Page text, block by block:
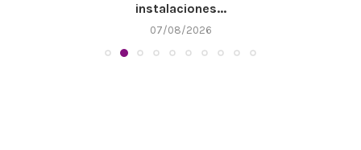
instalaciones...
07/08/2026